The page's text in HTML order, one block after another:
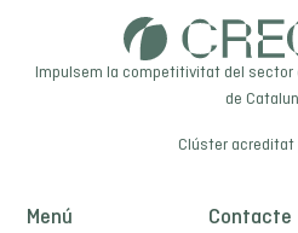
Impulsem la competitivitat del sector
de
Clúster acreditat
Menú
Contacte